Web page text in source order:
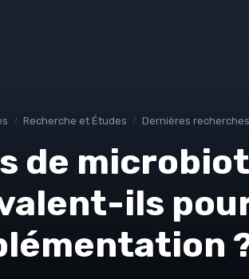
Recherche et Études Dernières recherches
de
ils